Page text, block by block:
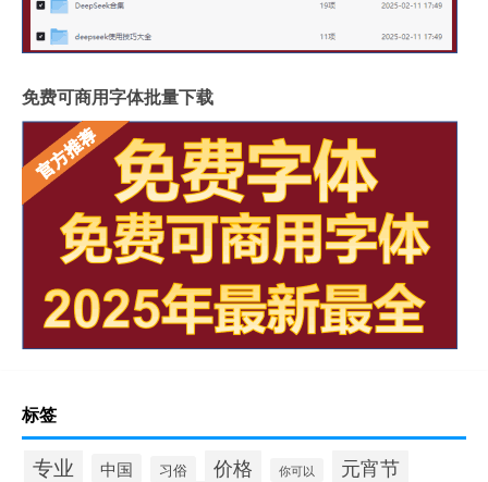
免费可商用字体批量下载
标签
专业 中国 习俗 价格 你可以 元宵节